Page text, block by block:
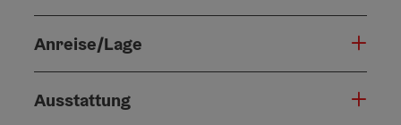
Anreise/Lage
Ausstattung